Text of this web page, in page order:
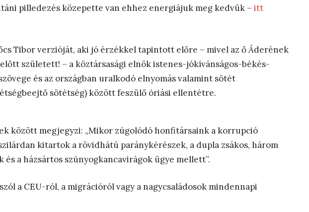
pilledezés közepette van ehhez energiájuk meg kedvük – itt
Tibor verzióját, aki jó érzékkel tapintott előre – mivel az ő Áderének
született! – a köztársasági elnök istenes-jókívánságos-békés-
és az országban uralkodó elnyomás valamint sötét
sötétség) között feszülő óriási ellentétre.
között megjegyzi: „Mikor zúgolódó honfitársaink a korrupció
kitartok a rövidhátú paránykérészek, a dupla zsákos, három
a házsártos szúnyogkancavirágok ügye mellett”.
a CEU-ról, a migrációról vagy a nagycsaládosok mindennapi